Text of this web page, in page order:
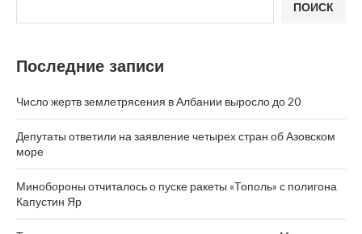
ПОИСК
Последние записи
Число жертв землетрясения в Албании выросло до 20
Депутаты ответили на заявление четырех стран об Азовском
море
Минобороны отчиталось о пуске ракеты «Тополь» с полигона
Капустин Яр